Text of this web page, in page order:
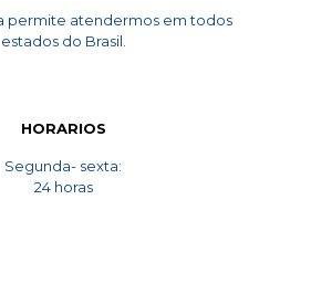
permite atendermos em todos
estados do Brasil.
HORARIOS
Segunda- sexta:
24 horas